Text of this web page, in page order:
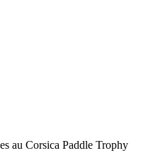
au Corsica Paddle Trophy